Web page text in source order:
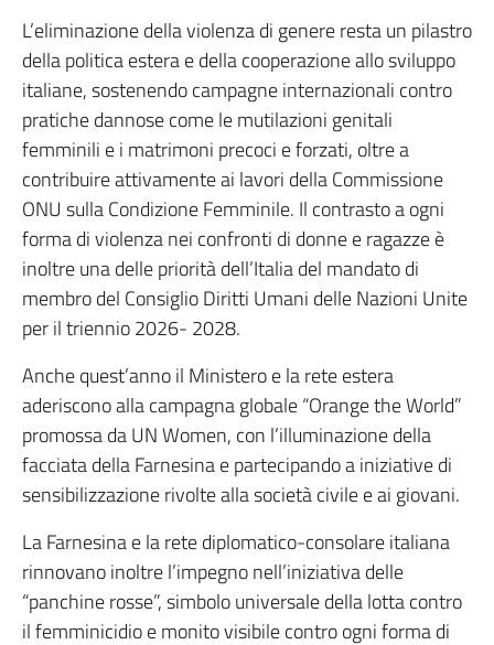
L’eliminazione della violenza di genere resta un pilastro
della politica estera e della cooperazione allo sviluppo
italiane, sostenendo campagne internazionali contro
pratiche dannose come le mutilazioni genitali
femminili e i matrimoni precoci e forzati, oltre a
contribuire attivamente ai lavori della Commissione
ONU sulla Condizione Femminile. Il contrasto a ogni
forma di violenza nei confronti di donne e ragazze è
inoltre una delle priorità dell’Italia del mandato di
membro del Consiglio Diritti Umani delle Nazioni Unite
per il triennio 2026- 2028.
Anche quest’anno il Ministero e la rete estera
aderiscono alla campagna globale “Orange the World”
promossa da UN Women, con l’illuminazione della
facciata della Farnesina e partecipando a iniziative di
sensibilizzazione rivolte alla società civile e ai giovani.
La Farnesina e la rete diplomatico-consolare italiana
rinnovano inoltre l’impegno nell’iniziativa delle
“panchine rosse”, simbolo universale della lotta contro
il femminicidio e monito visibile contro ogni forma di